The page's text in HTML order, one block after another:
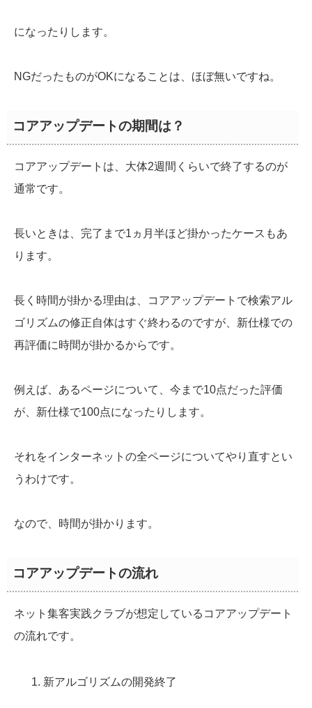
になったりします。
NGだったものがOKになることは、ほぼ無いですね。
コアアップデートの期間は？
コアアップデートは、大体2週間くらいで終了するのが
通常です。
長いときは、完了まで1ヵ月半ほど掛かったケースもあ
ります。
長く時間が掛かる理由は、コアアップデートで検索アル
ゴリズムの修正自体はすぐ終わるのですが、新仕様での
再評価に時間が掛かるからです。
例えば、あるページについて、今まで10点だった評価
が、新仕様で100点になったりします。
それをインターネットの全ページについてやり直すとい
うわけです。
なので、時間が掛かります。
コアアップデートの流れ
ネット集客実践クラブが想定しているコアアップデート
の流れです。
新アルゴリズムの開発終了